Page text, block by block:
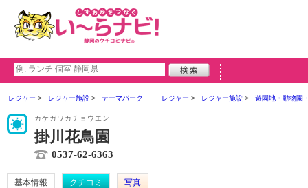
レジャー レジャー施設 テーマパーク レジャー レジャー施設 遊園地・動物園
カケガワカチョウエン
掛川花鳥園
0537-62-6363
基本情報 クチコミ
写真